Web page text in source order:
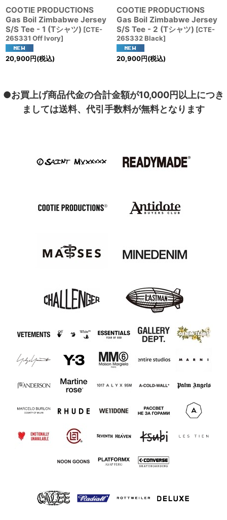
COOTIE PRODUCTIONS
Gas Boil Zimbabwe Jersey
S/S Tee - 1 (Tシャツ) [CTE-
26S331 Off Ivory]
20,900円(税込)
COOTIE PRODUCTIONS
Gas Boil Zimbabwe Jersey
S/S Tee - 2 (Tシャツ) [CTE-
26S332 Black]
20,900円(税込)
●お買上げ商品代金の合計金額が10,000円以上につき
ましては送料、代引手数料が無料となります